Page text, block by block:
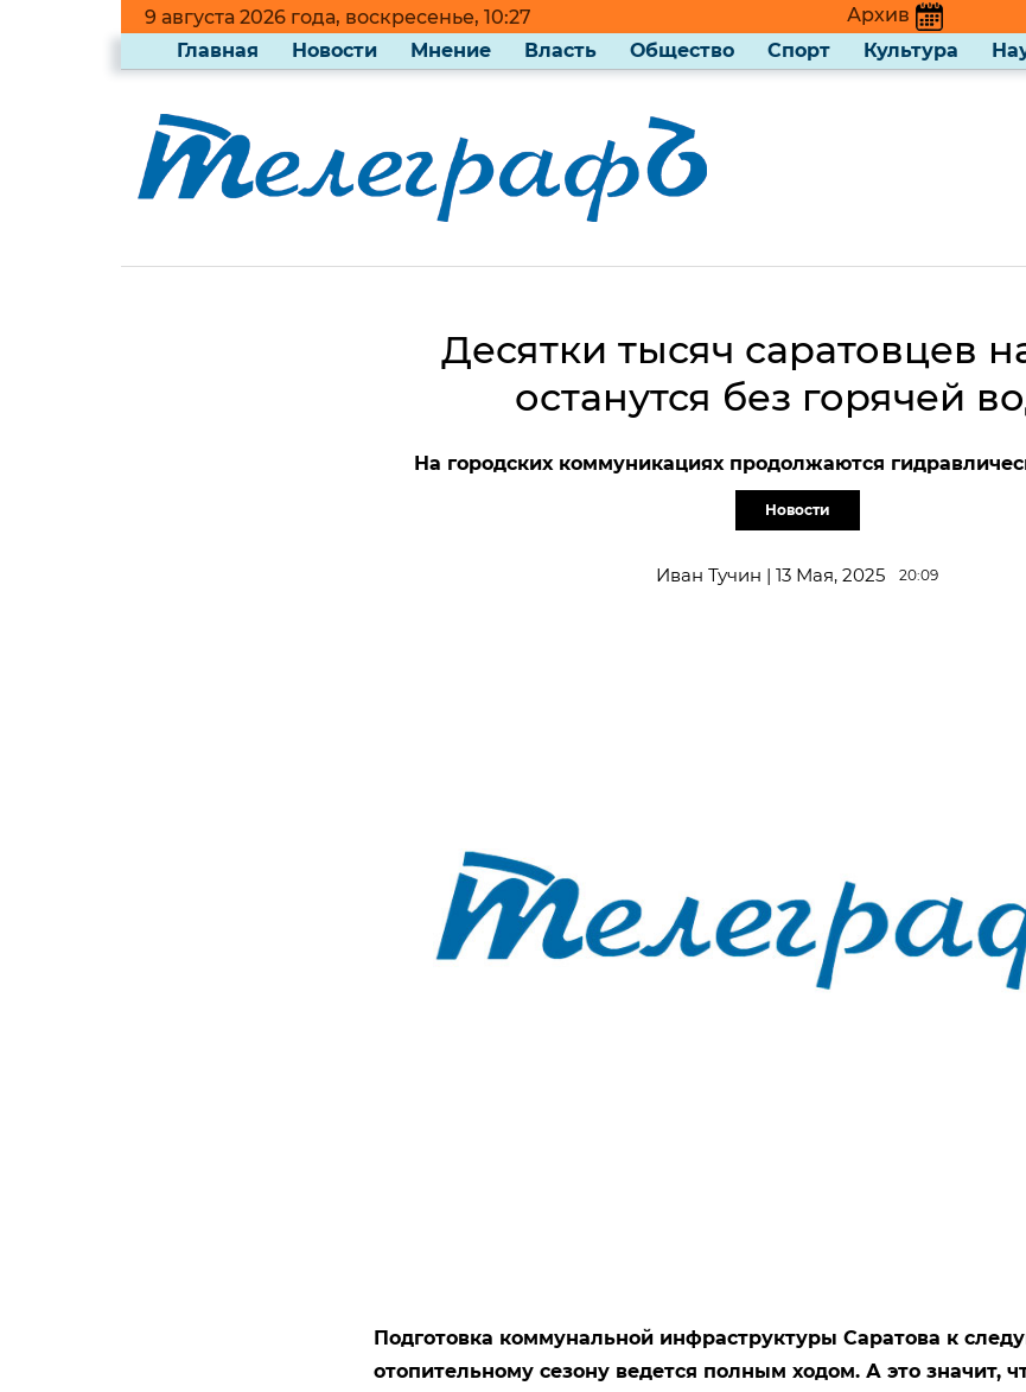
9 августа 2026 года, воскресенье, 10:27 Архив
Главная
Новости Мнение Власть Общество Спорт Культура
Десятки тысяч саратовцев
останутся без горячей
На городских коммуникациях продолжаются
Новости
Иван Тучин | 13 Мая, 2025 20:09
Подготовка коммунальной инфраструктуры Саратова к
отопительному сезону ведется полным ходом. А это значит,